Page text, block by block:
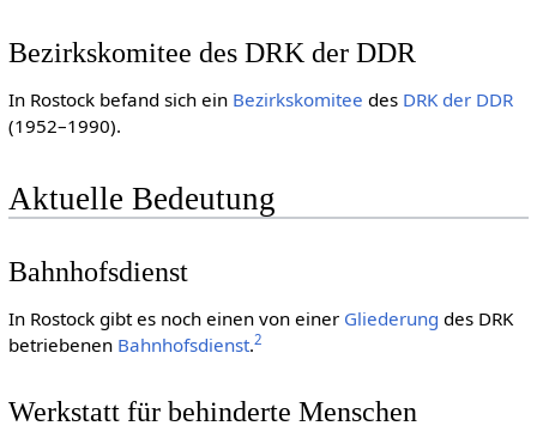
Bezirkskomitee des DRK der DDR
In Rostock befand sich ein Bezirkskomitee des DRK der DDR
(1952–1990).
Aktuelle Bedeutung
Bahnhofsdienst
In Rostock gibt es noch einen von einer Gliederung des DRK
betriebenen Bahnhofsdienst.2
Werkstatt für behinderte Menschen